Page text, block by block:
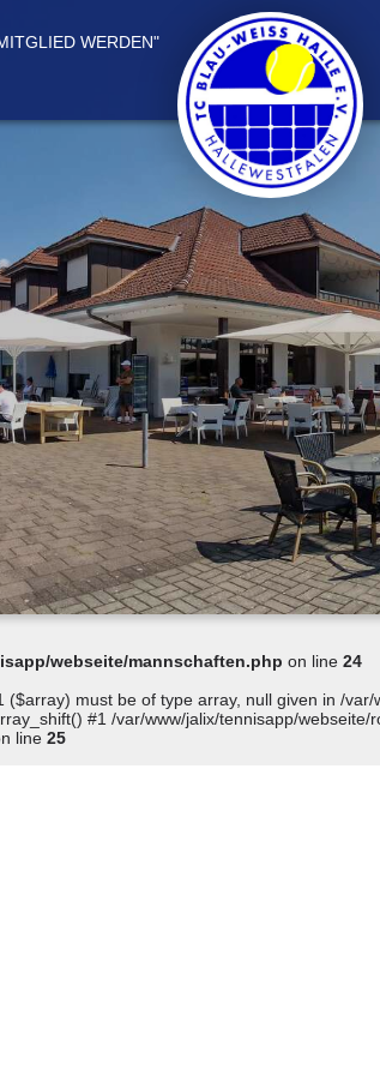
WERDEN"
webseite/mannschaften.php on line 24
must be of type array, null given in /
#1 /var/www/jalix/tennisapp/
line 25